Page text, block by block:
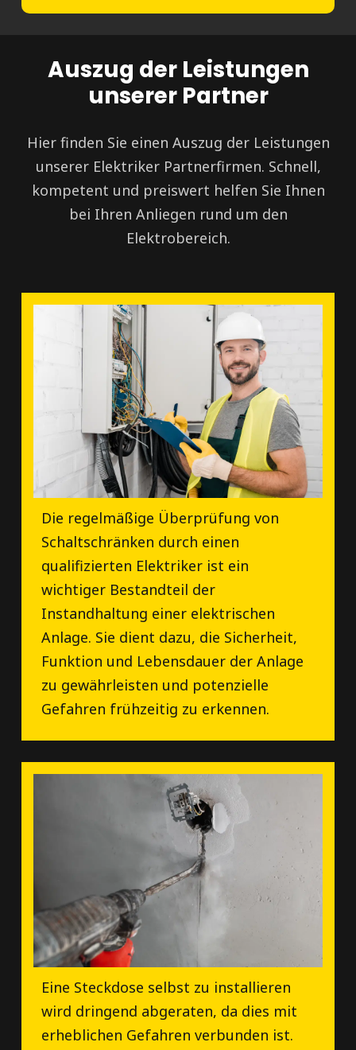
Auszug der Leistungen
unserer Partner
Hier finden Sie einen Auszug der Leistungen
unserer Elektriker Partnerfirmen. Schnell,
kompetent und preiswert helfen Sie Ihnen
bei Ihren Anliegen rund um den
Elektrobereich.
Die regelmäßige Überprüfung von
Schaltschränken durch einen
qualifizierten Elektriker ist ein
wichtiger Bestandteil der
Instandhaltung einer elektrischen
Anlage. Sie dient dazu, die Sicherheit,
Funktion und Lebensdauer der Anlage
zu gewährleisten und potenzielle
Gefahren frühzeitig zu erkennen.
Eine Steckdose selbst zu installieren
wird dringend abgeraten, da dies mit
erheblichen Gefahren verbunden ist.